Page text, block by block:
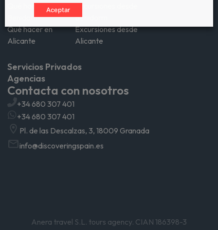
Qué hacer en
Benidorm
Qué hacer en
Alicante
Excursiones desde
Benidorm
Excursiones desde
Alicante
Servicios Privados
Agencias
Contacta con nosotros
+34 680 307 401
+34 680 307 401
Pl. de las Descalzas, 3, 18009 Granada
info@discoveringspain.es
Anera travel S.L. tours agency. CIAN 186398-3
Aceptar